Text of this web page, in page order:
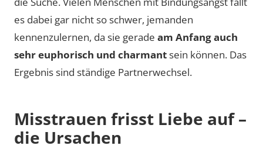
es dabei gar nicht so schwer, jemanden
kennenzulernen, da sie gerade am Anfang auch
sehr euphorisch und charmantsein können. Das
Ergebnis sind ständige Partnerwechsel.
Misstrauen frisst Liebe auf –
die Ursachen